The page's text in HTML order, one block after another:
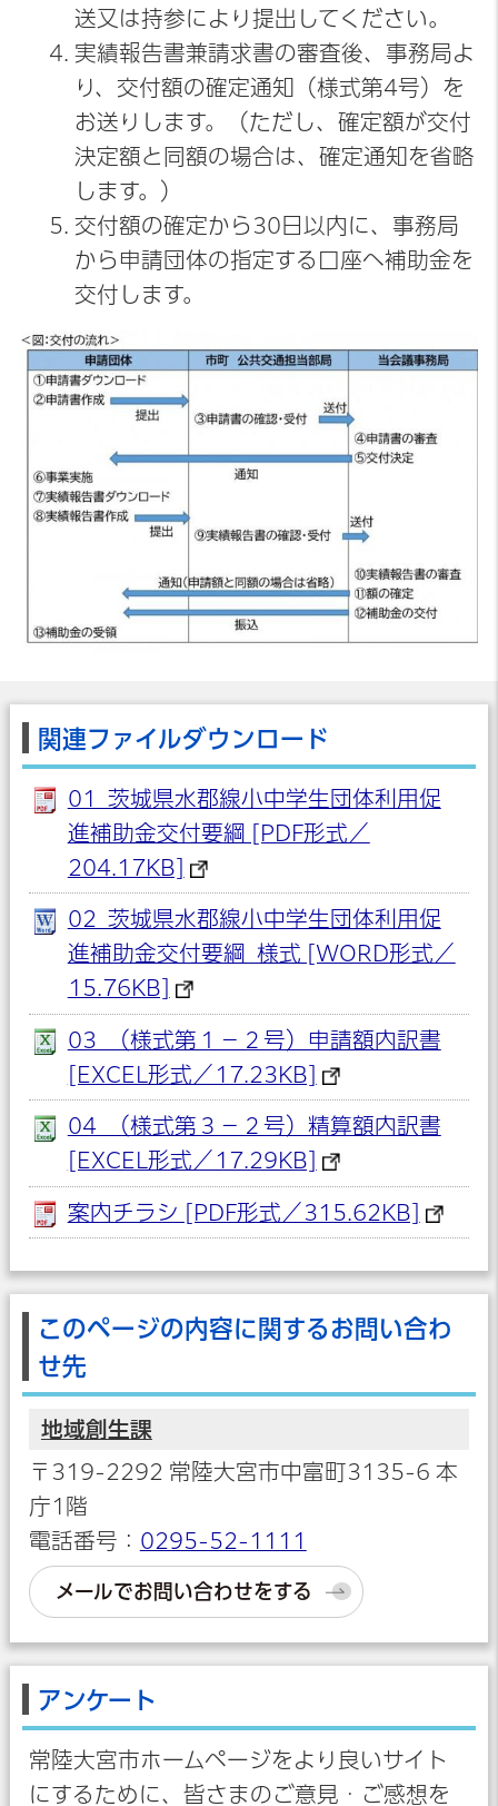
送又は持参により提出してください。
実績報告書兼請求書の審査後、事務局よ
り、交付額の確定通知（様式第4号）を
お送りします。（ただし、確定額が交付
決定額と同額の場合は、確定通知を省略
します。）
交付額の確定から30日以内に、事務局
から申請団体の指定する口座へ補助金を
交付します。
関連ファイルダウンロード
01_茨城県水郡線小中学生団体利用促
進補助金交付要綱 [PDF形式／
204.17KB]
02_茨城県水郡線小中学生団体利用促
進補助金交付要綱_様式 [WORD形式／
15.76KB]
03_（様式第１－２号）申請額内訳書
[EXCEL形式／17.23KB]
04_（様式第３－２号）精算額内訳書
[EXCEL形式／17.29KB]
案内チラシ [PDF形式／315.62KB]
このページの内容に関するお問い合わ
せ先
地域創生課
〒319-2292 常陸大宮市中富町3135-6 本
庁1階
電話番号： 0295-52-1111
メールでお問い合わせをする
アンケート
常陸大宮市ホームページをより良いサイト
にするために、皆さまのご意見・ご感想を